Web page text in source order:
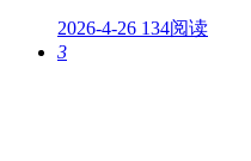
2026-4-26 134阅读
3